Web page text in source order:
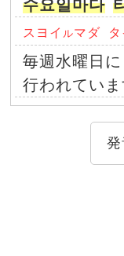
수요일마다
スヨイ ルマダ タ
毎週水曜日に
行われていま
発